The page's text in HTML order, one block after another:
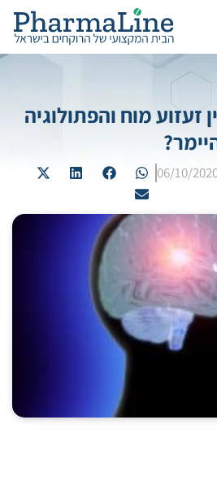
זעזוע מוח והפתולוגיה
06/10/